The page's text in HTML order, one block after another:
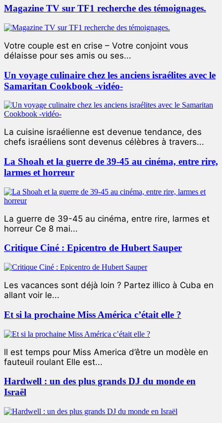
Magazine TV sur TF1 recherche des témoignages.
Votre couple est en crise – Votre conjoint vous
délaisse pour ses amis ou ses...
Un voyage culinaire chez les anciens israélites avec le
Samaritan Cookbook -vidéo-
La cuisine israélienne est devenue tendance, des
chefs israéliens sont devenus célèbres à travers...
La Shoah et la guerre de 39-45 au cinéma, entre rire,
larmes et horreur
La guerre de 39-45 au cinéma, entre rire, larmes et
horreur Ce 8 mai...
Critique Ciné : Epicentro de Hubert Sauper
Les vacances sont déjà loin ? Partez illico à Cuba en
allant voir le...
Et si la prochaine Miss América c’était elle ?
ll est temps pour Miss America d’être un modèle en
fauteuil roulant Elle est...
Hardwell : un des plus grands DJ du monde en
Israël